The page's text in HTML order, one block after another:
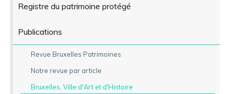
Registre du patrimoine protégé
Publications
Revue Bruxelles Patrimoines
Notre revue par article
Bruxelles, Ville d'Art et d'Histoire